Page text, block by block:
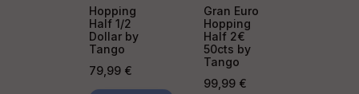
Hopping
Half 1/2
Dollar by
Tango
Precio
79,99 €
Gran Euro
Hopping
Half 2€
50cts by
Tango
Precio
99,99 €